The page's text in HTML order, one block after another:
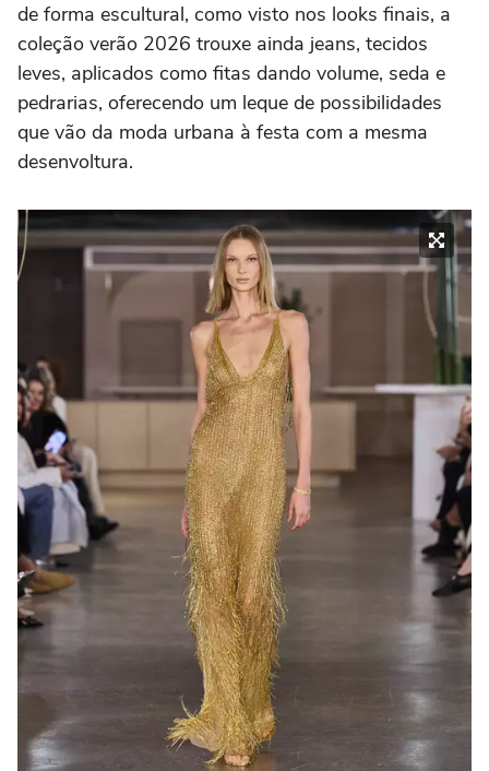
de forma escultural, como visto nos looks finais, a
coleção verão 2026 trouxe ainda jeans, tecidos
leves, aplicados como fitas dando volume, seda e
pedrarias, oferecendo um leque de possibilidades
que vão da moda urbana à festa com a mesma
desenvoltura.